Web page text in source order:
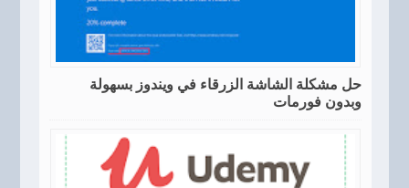
حل مشكلة الشاشة الزرقاء في ويندوز بسهولة
وبدون فورمات